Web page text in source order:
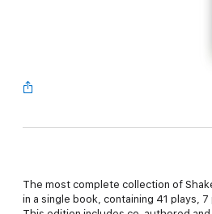
The most complete collection of
in a single book, containing 41 plays,